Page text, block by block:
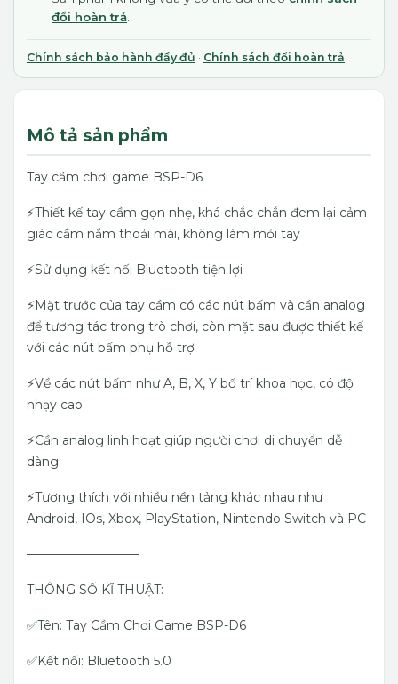
đổi hoàn trả
Chính sách bảo hành đầy đủ · Chính sách đổi hoàn trả
Mô tả sản phẩm
Tay cầm chơi game BSP-D6
⚡️Thiết kế tay cầm gọn nhẹ, khá chắc chắn đem lại cảm
giác cầm nắm thoải mái, không làm mỏi tay
⚡️Sử dụng kết nối Bluetooth tiện lợi
⚡️Mặt trước của tay cầm có các nút bấm và cần analog
để tương tác trong trò chơi, còn mặt sau được thiết kế
với các nút bấm phụ hỗ trợ
⚡️Về các nút bấm như A, B, X, Y bố trí khoa học, có độ
nhạy cao
⚡️Cần analog linh hoạt giúp người chơi di chuyển dễ
dàng
⚡️Tương thích với nhiều nền tảng khác nhau như
Android, IOs, Xbox, PlayStation, Nintendo Switch và PC
—————————
THÔNG SỐ KĨ THUẬT:
✅Tên: Tay Cầm Chơi Game BSP-D6
✅Kết nối: Bluetooth 5.0